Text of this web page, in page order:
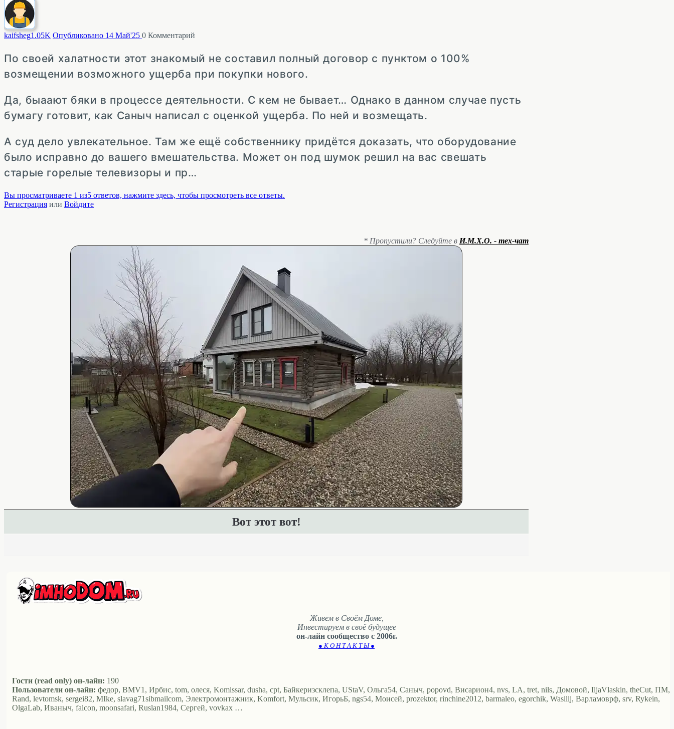
kaifsheg1.05K Опубликовано 14 Май'25 0 Комментарий
По своей халатности этот знакомый не составил полный договор с пунктом о 100%
возмещении возможного ущерба при покупки нового.
Да, быаают бяки в процессе деятельности. С кем не бывает… Однако в данном случае пусть
бумагу готовит, как Саныч написал с оценкой ущерба. По ней и возмещать.
А суд дело увлекательное. Там же ещё собственнику придётся доказать, что оборудование
было исправно до вашего вмешательства. Может он под шумок решил на вас свешать
старые горелые телевизоры и пр…
Вы просматриваете 1 из5 ответов, нажмите здесь, чтобы просмотреть все ответы.
Регистрация или Войдите
* Пропустили? Следуйте в И.М.Х.О. - тех-чат
Вот этот вот!
Живем в Своём Доме,
Инвестируем в своё будущее
он-лайн сообщество с 2006г.
● К О Н Т А К Т Ы ●
Гости (read only) он-лайн: 190
Пользователи он-лайн: федор, BMV1, Ирбис, tom, олеся, Komissar, dusha, cpt, Байкеризсклепа, UStaV, Ольга54, Саныч, popovd, Висариoн4, nvs, LA, tret, nils, Домовой, IljaVlaskin, theCut, ПМ,
Rand, levtomsk, sergei82, MIke, slavag71sibmailcom, Электромонтажник, Komfort, Мульсик, ИгорьБ, ngs54, Моисей, prozektor, rinchine2012, barmaleo, egorchik, Wasilij, Варламоврф, srv, Rykein,
OlgaLab, Иваныч, falcon, moonsafari, Ruslan1984, Сергей, vovkax …